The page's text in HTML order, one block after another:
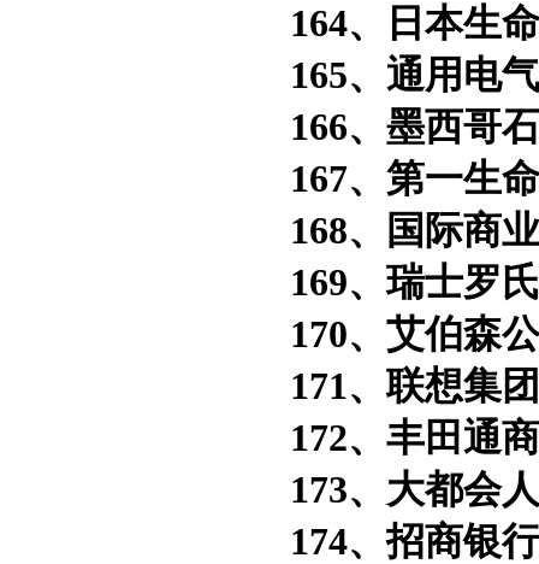
164、日本生命
165、通用电气
166、墨西哥石
167、第一生命
168、国际商业
169、瑞士罗氏
170、艾伯森公
171、联想集团
172、丰田通商
173、大都会人
174、招商银行